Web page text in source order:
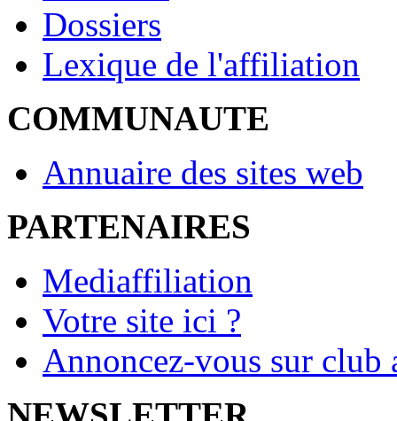
Dossiers
Lexique de l'affiliation
COMMUNAUTE
Annuaire des sites web
PARTENAIRES
Mediaffiliation
Votre site ici ?
Annoncez-vous sur